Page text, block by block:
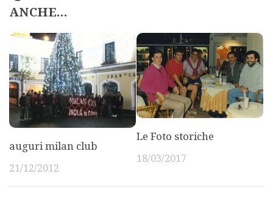
ANCHE...
auguri milan club
21/12/2012
Le Foto storiche
18/03/2017